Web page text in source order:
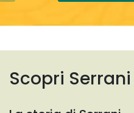
Scopri Serrani